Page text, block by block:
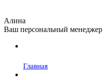
Алина
Ваш персональный менеджер
Главная